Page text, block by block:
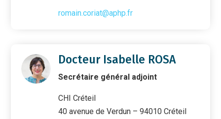
romain.coriat@aphp.fr
Docteur Isabelle ROSA
Secrétaire général adjoint
CHI Créteil
40 avenue de Verdun – 94010 Créteil